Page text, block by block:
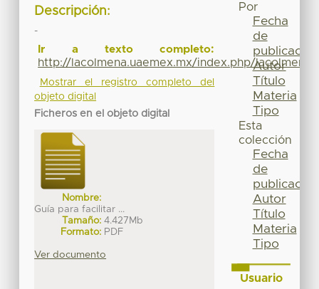
Descripción:
-
Ir a texto completo:
http://lacolmena.uaemex.mx/index.php/
Mostrar el registro completo del
objeto digital
Ficheros en el objeto digital
Nombre:
Guía para facilitar ...
Tamaño: 4.427Mb
Formato: PDF
Ver documento
Por
Fecha
de
publicación
Autor
Título
Materia
Tipo
Esta
colección
Fecha
de
publicación
Autor
Título
Materia
Tipo
Usuario